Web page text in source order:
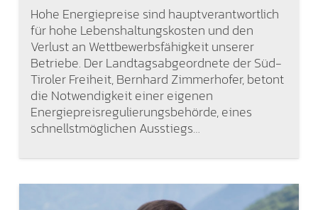
Hohe Energiepreise sind hauptverantwortlich
für hohe Lebenshaltungskosten und den
Verlust an Wettbewerbsfähigkeit unserer
Betriebe. Der Landtagsabgeordnete der Süd-
Tiroler Freiheit, Bernhard Zimmerhofer, betont
die Notwendigkeit einer eigenen
Energiepreisregulierungsbehörde, eines
schnellstmöglichen Ausstiegs…